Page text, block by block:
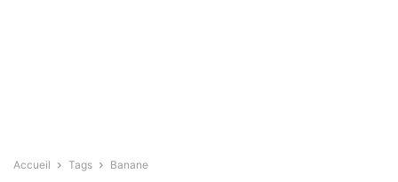
Accueil Tags Banane